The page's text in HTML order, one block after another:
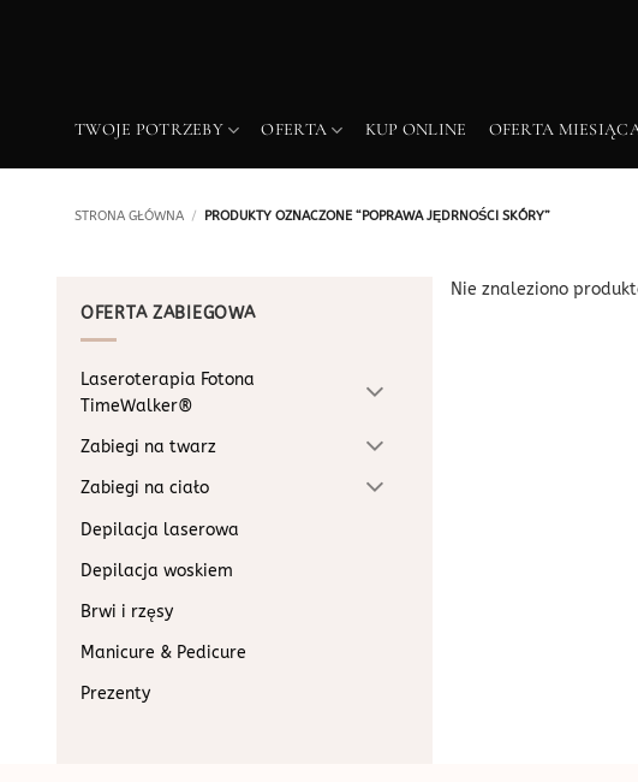
TWOJE POTRZEBY OFERTA KUP ONLINE OFERTA
STRONA GŁÓWNA / PRODUKTY OZNACZONE “POPRAWA JĘDRNOŚCI SKÓRY”
OFERTA ZABIEGOWA
Laseroterapia Fotona
TimeWalker®
Zabiegi na twarz
Zabiegi na ciało
Depilacja laserowa
Depilacja woskiem
Brwi i rzęsy
Manicure & Pedicure
Prezenty
Nie znaleziono